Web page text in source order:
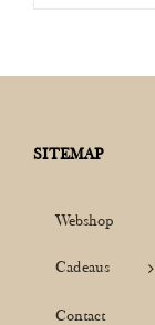
SITEMAP
Webshop
Cadeaus
Contact